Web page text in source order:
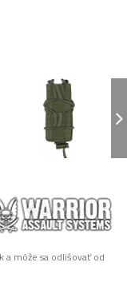
a môže sa odlišovať od